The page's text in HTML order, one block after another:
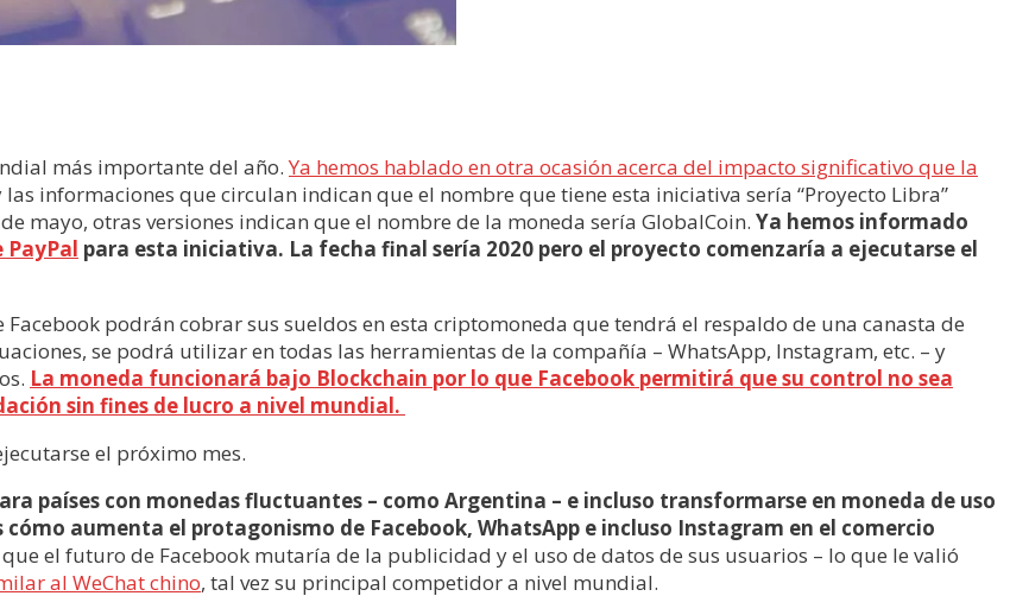
más importante del año. Ya hemos hablado en otra ocasión acerca del impacto significativo que la
las informaciones que circulan indican que el nombre que tiene esta iniciativa sería “Proyecto Libra”
mayo, otras versiones indican que el nombre de la moneda sería GlobalCoin. Ya hemos informado
PayPal para esta iniciativa. La fecha final sería 2020 pero el proyecto comenzaría a ejecutarse el
podrán cobrar sus sueldos en esta criptomoneda que tendrá el respaldo de una canasta de
se podrá utilizar en todas las herramientas de la compañía – WhatsApp, Instagram, etc. – y
La moneda funcionará bajo Blockchain por lo que Facebook permitirá que su control no sea
sin fines de lucro a nivel mundial.
el próximo mes.
países con monedas fluctuantes – como Argentina – e incluso transformarse en moneda de uso
aumenta el protagonismo de Facebook, WhatsApp e incluso Instagram en el comercio
el futuro de Facebook mutaría de la publicidad y el uso de datos de sus usuarios – lo que le valió
al WeChat chino, tal vez su principal competidor a nivel mundial.